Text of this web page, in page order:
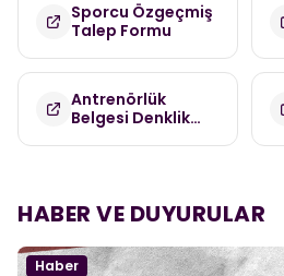
Sporcu Özgeçmiş
Talep Formu
Antrenörlük
Belgesi Denklik
HABER VE DUYURULAR
Haber